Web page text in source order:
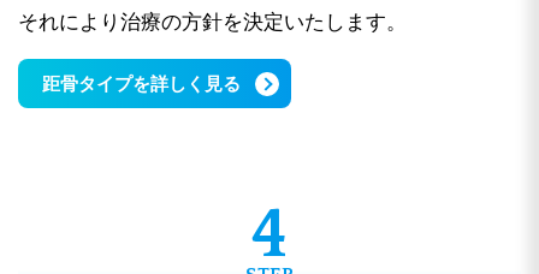
それにより治療の方針を決定いたします。
距骨タイプを詳しく見る